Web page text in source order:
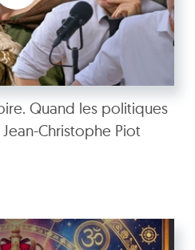
Quand les politiques
Christophe Piot